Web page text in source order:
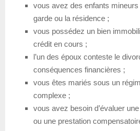
vous avez des enfants
garde ou la résidence ;
vous possédez un bien
crédit en cours ;
l’un des époux conteste le
conséquences financières ;
vous êtes mariés sous un
complexe ;
vous avez besoin d’évaluer
ou une prestation